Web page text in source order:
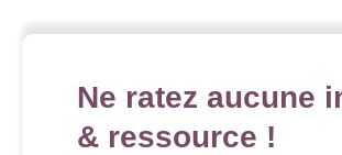
Ne ratez aucune
& ressource !